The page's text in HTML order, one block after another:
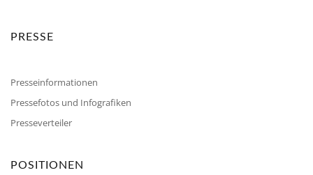
PRESSE
Presseinformationen
Pressefotos und Infografiken
Presseverteiler
POSITIONEN